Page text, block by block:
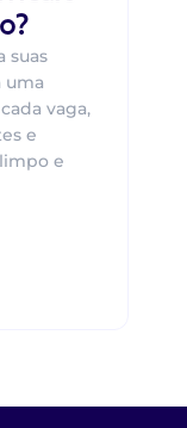
suas
uma
vaga,
e
e